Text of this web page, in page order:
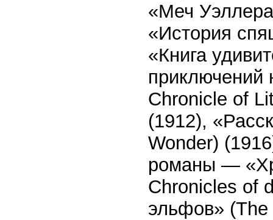
«Меч
«История
«Книга
приключений
Chronicle of
(1912),
Wonder)
романы —
Chronicles of
эльфов» (The